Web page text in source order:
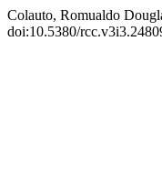
Colauto, Romualdo
doi:10.5380/